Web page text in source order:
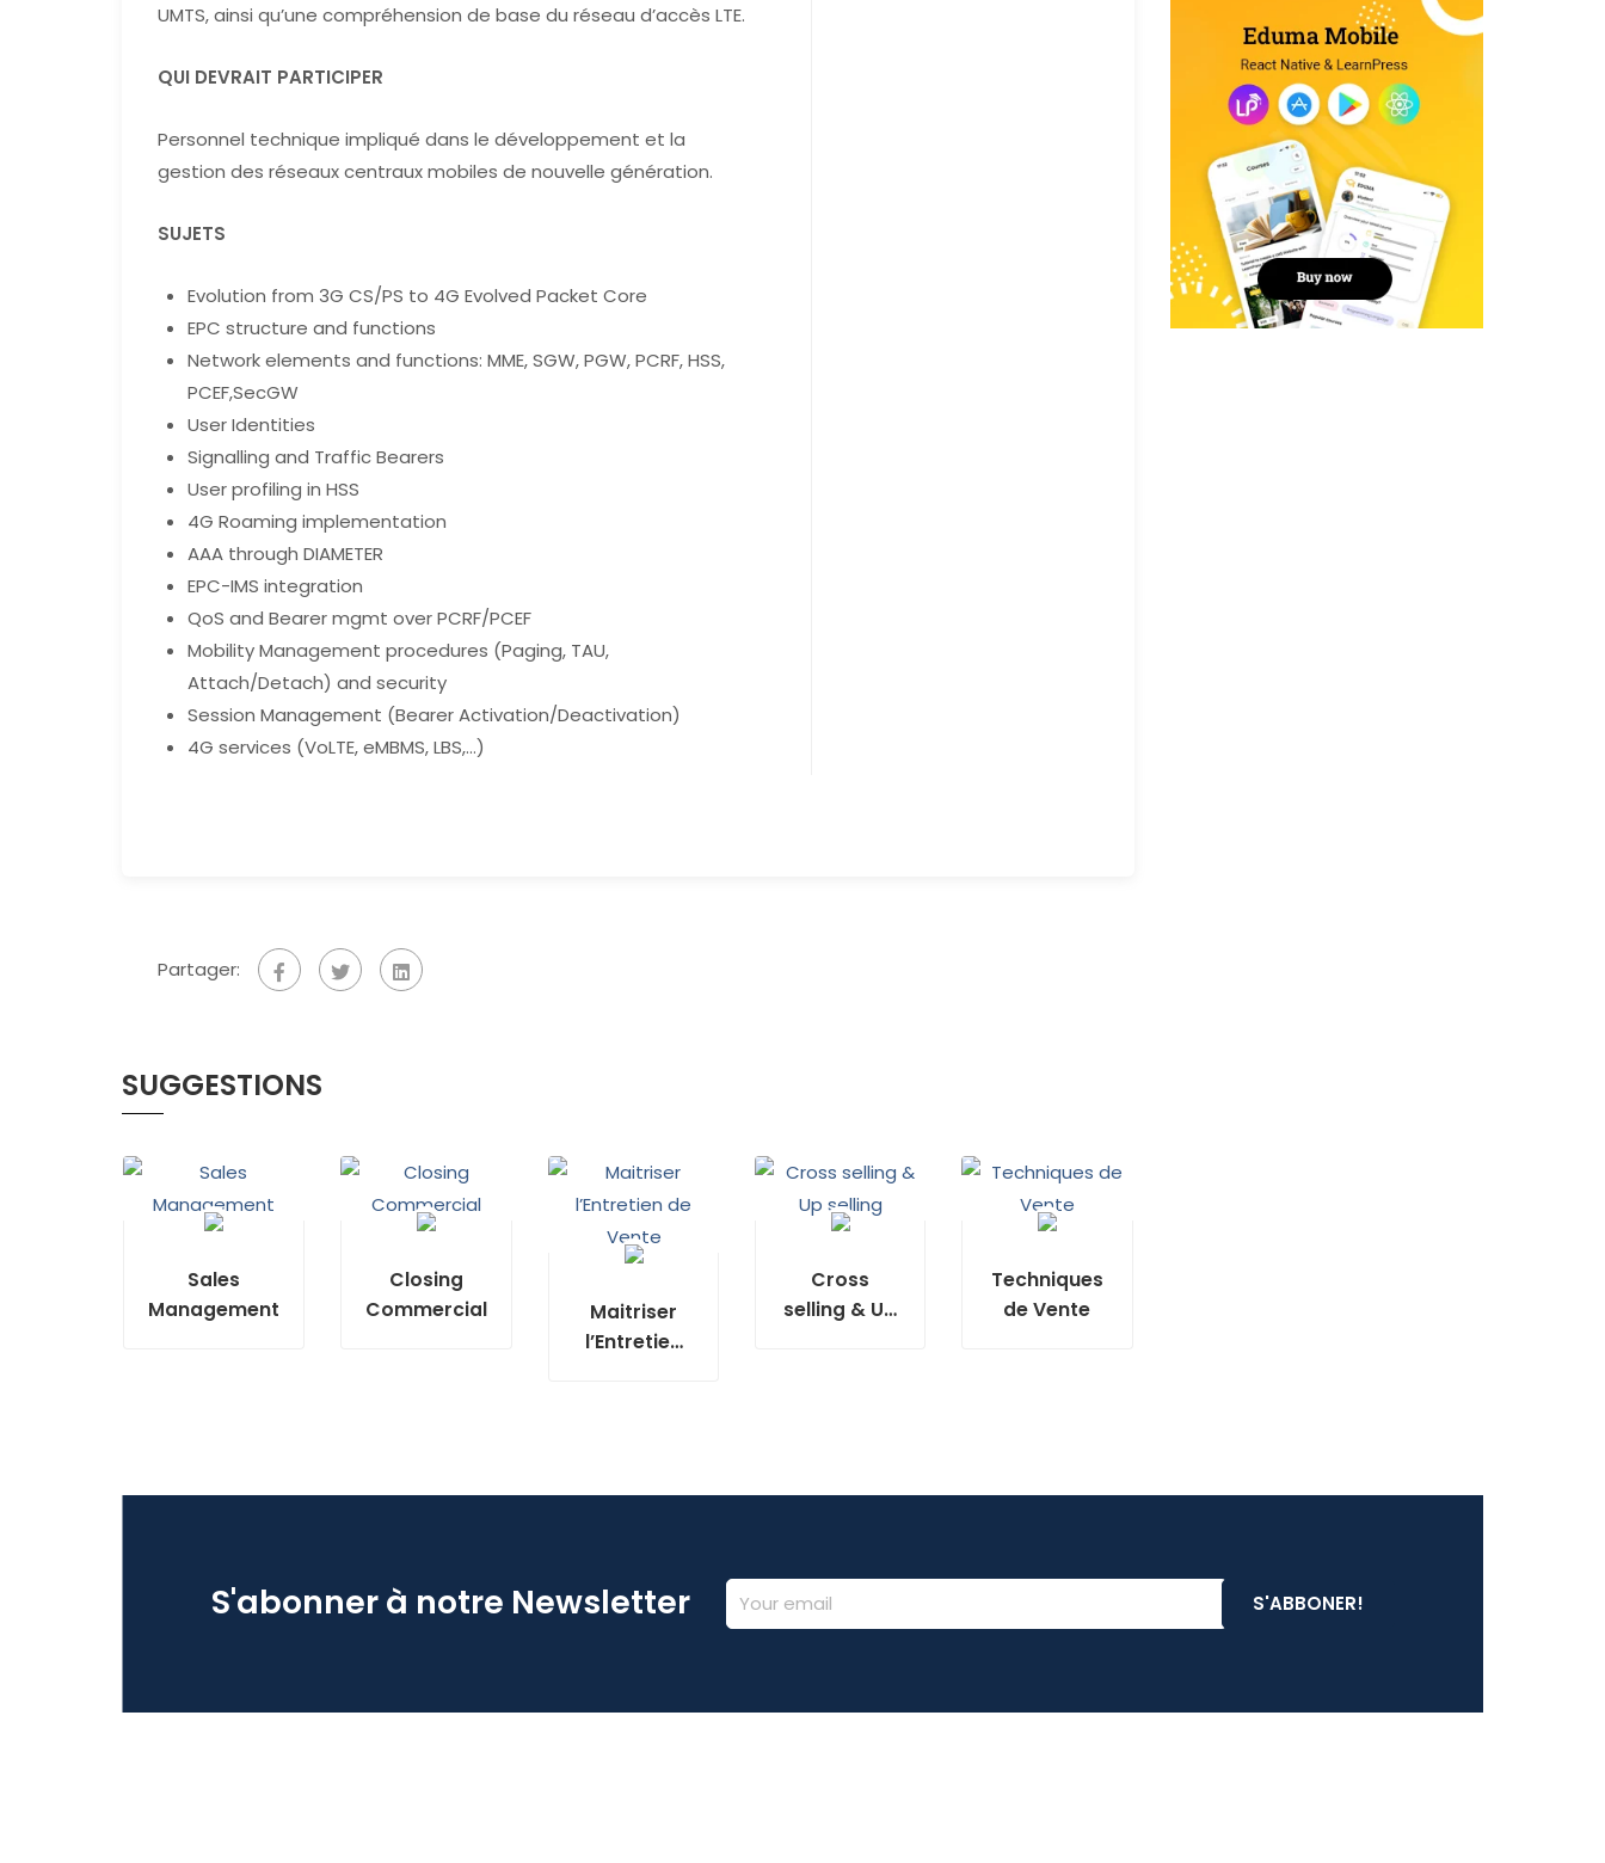
UMTS, ainsi qu’une compréhension de base du réseau d’accès LTE.
QUI DEVRAIT PARTICIPER
Personnel technique impliqué dans le développement et la
gestion des réseaux centraux mobiles de nouvelle génération.
SUJETS
Evolution from 3G CS/PS to 4G Evolved Packet Core
EPC structure and functions
Network elements and functions: MME, SGW, PGW, PCRF, HSS,
PCEF,SecGW
User Identities
Signalling and Traffic Bearers
User profiling in HSS
4G Roaming implementation
AAA through DIAMETER
EPC-IMS integration
QoS and Bearer mgmt over PCRF/PCEF
Mobility Management procedures (Paging, TAU,
Attach/Detach) and security
Session Management (Bearer Activation/Deactivation)
4G services (VoLTE, eMBMS, LBS,…)
Partager:
SUGGESTIONS
Sales
Management
Closing
Commercial
Maitriser
l’Entretien
Cross
selling & Up
Techniques
de Vente
S'abonner à notre Newsletter